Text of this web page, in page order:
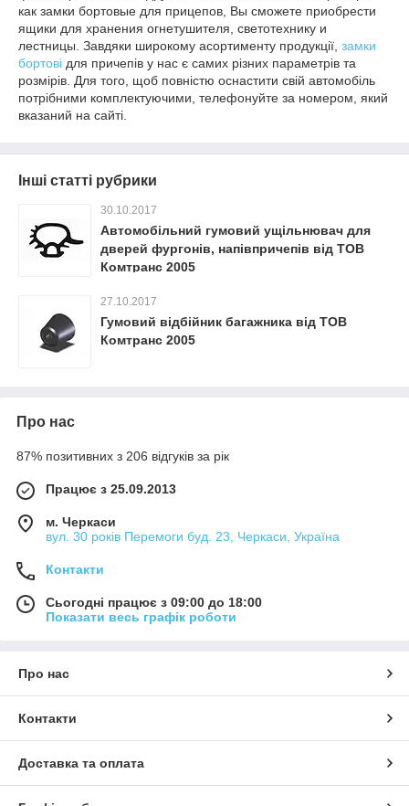
как замки бортовые для прицепов, Вы сможете приобрести
ящики для хранения огнетушителя, светотехнику и
лестницы. Завдяки широкому асортименту продукції, замки
бортові для причепів у нас є самих різних параметрів та
розмірів. Для того, щоб повністю оснастити свій автомобіль
потрібними комплектуючими, телефонуйте за номером, який
вказаний на сайті.
Інші статті рубрики
30.10.2017
Автомобільний гумовий ущільнювач для
дверей фургонів, напівпричепів від ТОВ
Комтранс 2005
27.10.2017
Гумовий відбійник багажника від ТОВ
Комтранс 2005
Про нас
87% позитивних з 206 відгуків за рік
Працює з 25.09.2013
м. Черкаси
вул. 30 років Перемоги буд. 23, Черкаси, Україна
Контакти
Сьогодні працює з 09:00 до 18:00
Показати весь графік роботи
Про нас
Контакти
Доставка та оплата